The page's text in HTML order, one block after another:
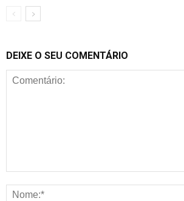
DEIXE O SEU COMENTÁRIO